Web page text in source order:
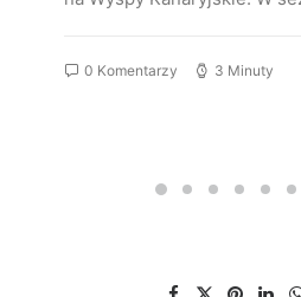
0 Komentarzy 3 Minuty